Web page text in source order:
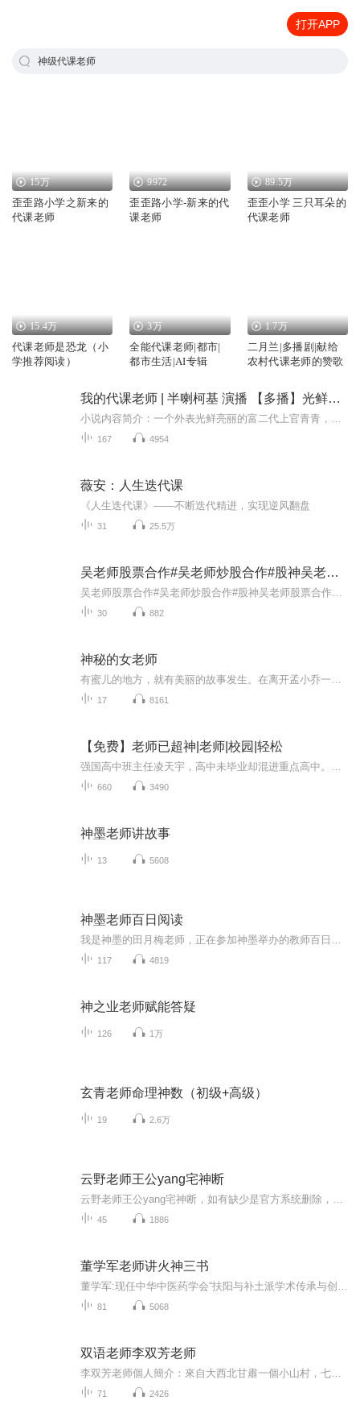
打开APP
神级代课老师
15万
歪歪路小学之新来的
代课老师
9972
歪歪路小学-新来的代
课老师
89.5万
歪歪小学 三只耳朵的
代课老师
15.4万
代课老师是恐龙（小
学推荐阅读）
3万
全能代课老师|都市|
都市生活|AI专辑
1.7万
二月兰|多播剧|献给
农村代课老师的赞歌
我的代课老师 | 半喇柯基 演播 【多播】光鲜亮丽的富二代有哪些不为人知的秘密
167 4954
薇安：人生迭代课
《人生迭代课》——不断迭代精进，实现逆风翻盘
31 25.5万
吴老师股票合作#吴老师炒股合作#股神吴老师股票合作
30 882
神秘的女老师
17 8161
【免费】老师已超神|老师|校园|轻松
660 3490
神墨老师讲故事
13 5608
神墨老师百日阅读
117 4819
神之业老师赋能答疑
126 1万
玄青老师命理神数（初级+高级）
19 2.6万
云野老师王公yang宅神断
45 1886
董学军老师讲火神三书
81 5068
双语老师李双芳老师
71 2426